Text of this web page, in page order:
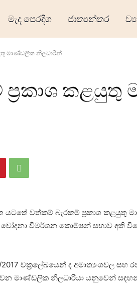
මැද පෙරදිග ජාත්‍යන්තර
මාණ්ඩලික නිලධාරින්
ප්‍රකාශ කළයුතු
යටතේ වත්කම් බැරකම් ප්‍රකාශ කළයුතු
විමර්ශන කොම්ෂන් සභාව අති
2017 චක්‍රලේඛයෙන් ද අමාත්‍යංශවල සහ
වන මාණ්ඩලික නිලධාරියා යනුවෙන්